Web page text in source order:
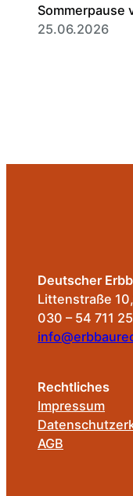
Sommerpause
25.06.2026
Deutscher
Littenstraße
030 – 54 711
Rechtliches
Impressum
AGB